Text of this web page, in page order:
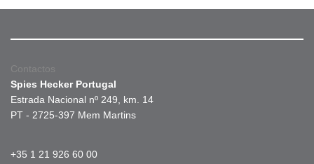
Contactos
Spies Hecker Portugal
Estrada Nacional nº 249, km. 14
PT - 2725-397 Mem Martins
+35 1 21 926 60 00